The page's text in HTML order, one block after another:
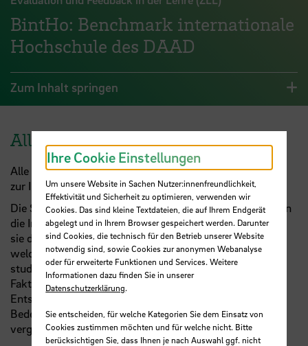
BintHo: Benchmark internationale
Hochschule des DAAD
Zum Inhalt springen
Allgemeines
Alle drei Jahre findet die vom DAAD initiierte Befragung
zur Internationalität der Hochschulen statt.
Die Studierenden werden dazu befragt, wie wichtig ihnen
die Internationalität Ihrer Hochschule ist? Wie bewerten
sie das entsprechende Angebot der Hochschule? Auf
welche Hürden treffen sie bei der Vorbereitung von
studienbezogenen Auslandsaufenthalten? Welche
Faktoren waren für internationale Studierende bei ihrer
Entscheidung für eine Gasthochschule von besonderer
Bedeutung? Und wie fallen diese Befunde bei anderen,
vergleichbaren Hochschulen in Deutschland aus?
Ihre Cookie Einstellungen
Um unsere Website in Sachen Nutzer:innenfreundlichkeit,
Effektivität und Sicherheit zu optimieren, verwenden wir
Cookies. Das sind kleine Textdateien, die auf Ihrem Endgerät
abgelegt und in Ihrem Browser gespeichert werden. Darunter
sind Cookies, die technisch für den Betrieb unserer Website
notwendig sind, sowie Cookies zur anonymen Webanalyse
oder für erweiterte Funktionen und Services. Weitere
Informationen dazu finden Sie in unserer
Datenschutzerklärung.
Sie entscheiden, für welche Kategorien Sie dem Einsatz von
Cookies zustimmen möchten und für welche nicht. Bitte
berücksichtigen Sie, dass Ihnen je nach Auswahl ggf. nicht